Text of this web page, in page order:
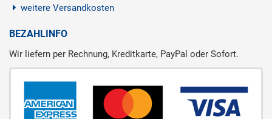
weitere Versandkosten
BEZAHLINFO
Wir liefern per Rechnung, Kreditkarte, PayPal oder Sofort.